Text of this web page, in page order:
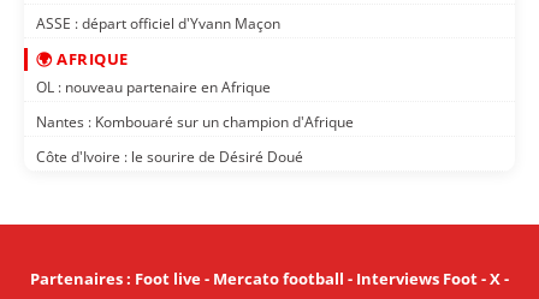
ASSE : départ officiel d'Yvann Maçon
🌍 AFRIQUE
OL : nouveau partenaire en Afrique
Nantes : Kombouaré sur un champion d'Afrique
Côte d'Ivoire : le sourire de Désiré Doué
Partenaires: Foot live- Mercato football - Interviews Foot-X-